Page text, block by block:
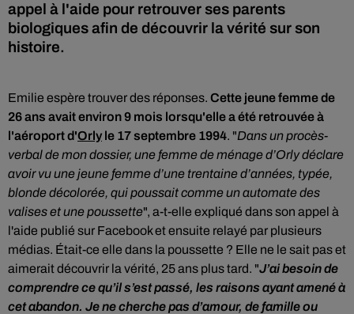
appel à l'aide pour retrouver ses parents
biologiques afin de découvrir la vérité sur son
histoire.
Emilie espère trouver des réponses. Cette jeune femme de
26 ans avait environ 9 mois lorsqu'elle a été retrouvée à
l'aéroport d'Orly le 17 septembre 1994. "Dans un procès-
verbal de mon dossier, une femme de ménage d’Orly déclare
avoir vu une jeune femme d’une trentaine d’années, typée,
blonde décolorée, qui poussait comme un automate des
valises et une poussette", a-t-elle expliqué dans son appel à
l'aide publié sur Facebook et ensuite relayé par plusieurs
médias. Était-ce elle dans la poussette ? Elle ne le sait pas et
aimerait découvrir la vérité, 25 ans plus tard. "J’ai besoin de
comprendre ce qu’il s’est passé, les raisons ayant amené à
cet abandon. Je ne cherche pas d’amour, de famille ou